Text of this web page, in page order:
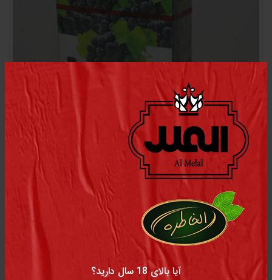
آیا بالای 18 سال دارید؟
معسل انگور 50 گرمی